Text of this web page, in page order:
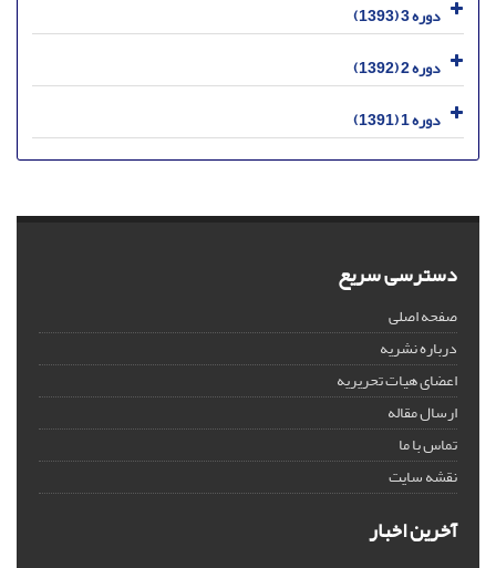
دوره 3 (1393)
دوره 2 (1392)
دوره 1 (1391)
دسترسی سریع
صفحه اصلی
درباره نشریه
اعضای هیات تحریریه
ارسال مقاله
تماس با ما
نقشه سایت
آخرین اخبار